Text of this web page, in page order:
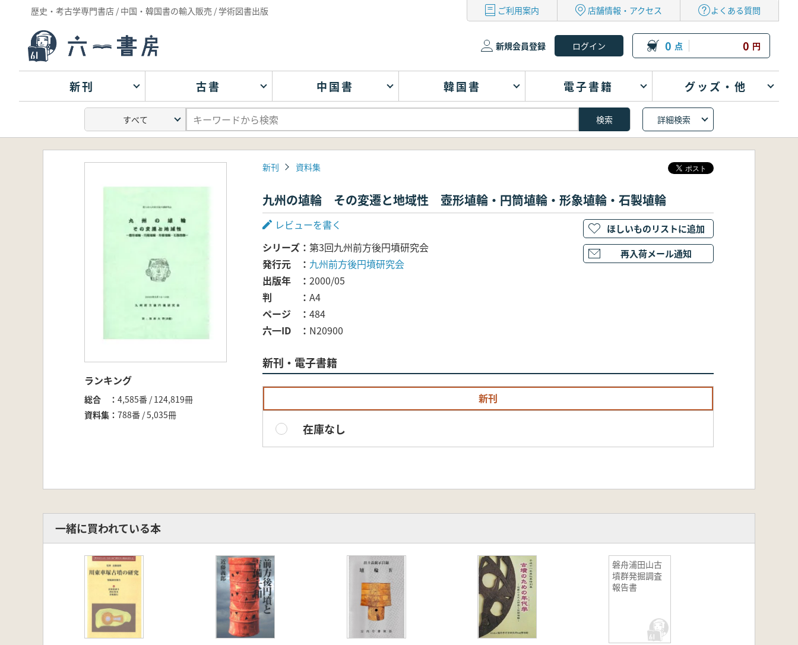
歴史・考古学専門書店 / 中国・韓国書の輸入販売 / 学術図書出版 ご利用案内 店舗情報・アクセス よくある質問
新規会員登録 0 点 0 円
新刊 古書 中国書 韓国書 電子書籍 グッズ・他
詳細検索
ランキング
総合
4,585番 / 124,819冊
資料集
788番 / 5,035冊
新刊 資料集
九州の埴輪 その変遷と地域性 壺形埴輪・円筒埴輪・形象埴輪・石製埴輪
レビューを書く
シリーズ
第3回九州前方後円墳研究会
発行元
九州前方後円墳研究会
出版年
2000/05
判
A4
ページ
484
六一ID
N20900
新刊・電子書籍
新刊
在庫なし
ほしいものリストに追加
再入荷メール通知
一緒に買われている本
磐舟浦田山古
墳群発掘調査
報告書